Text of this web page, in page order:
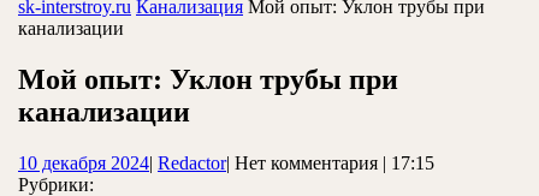
sk-interstroy.ru Канализация Мой опыт: Уклон трубы при
канализации
Мой опыт: Уклон трубы при
канализации
10 декабря 202410
| RedactorRedactor
| Нет комментария | 17:15
Рубрики: